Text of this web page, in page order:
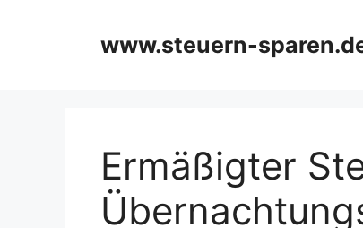
www.steuern-
Ermäßigter